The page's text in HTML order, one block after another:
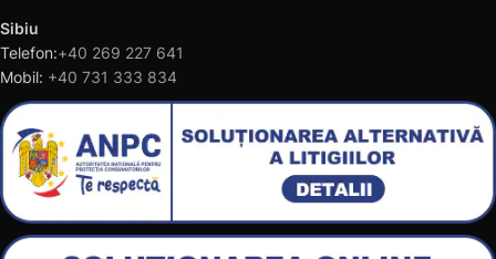
Sibiu
Telefon:+40 269 227 641
Mobil: +40 731 333 834